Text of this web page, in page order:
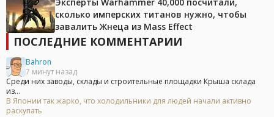
Эксперты Warhammer 40,000 посчитали,
сколько имперских титанов нужно, чтобы
завалить Жнеца из Mass Effect
ПОСЛЕДНИЕ КОММЕНТАРИИ
Bahron
7 минут назад
Среди них заводы, склады и строительные площадки Крыша склада
из...
В Японии так жарко, что холодильники для людей начали активно
раскупать